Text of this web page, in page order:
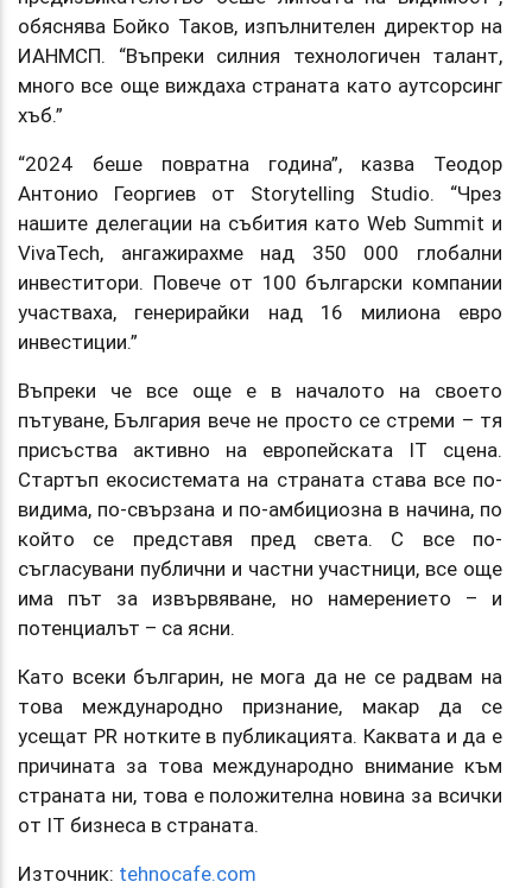
обяснява Бойко Таков, изпълнителен директор на
ИАНМСП. “Въпреки силния технологичен талант,
много все още виждаха страната като аутсорсинг
хъб.”
“2024 беше повратна година”, казва Теодор
Антонио Георгиев от Storytelling Studio. “Чрез
нашите делегации на събития като Web Summit и
VivaTech, ангажирахме над 350 000 глобални
инвеститори. Повече от 100 български компании
участваха, генерирайки над 16 милиона евро
инвестиции.”
Въпреки че все още е в началото на своето
пътуване, България вече не просто се стреми – тя
присъства активно на европейската IT сцена.
Стартъп екосистемата на страната става все по-
видима, по-свързана и по-амбициозна в начина, по
който се представя пред света. С все по-
съгласувани публични и частни участници, все още
има път за извървяване, но намерението – и
потенциалът – са ясни.
Като всеки българин, не мога да не се радвам на
това международно признание, макар да се
усещат PR нотките в публикацията. Каквата и да е
причината за това международно внимание към
страната ни, това е положителна новина за всички
от IT бизнеса в страната.
Източник: tehnocafe.com